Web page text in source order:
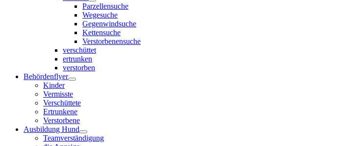
Parzellensuche
Wegesuche
Gegenwindsuche
Kettensuche
Verstorbenensuche
verschüttet
ertrunken
verstorben
Behördenflyer
Kinder
Vermisste
Verschüttete
Ertrunkene
Verstorbene
Ausbildung Hund
Teamverständigung